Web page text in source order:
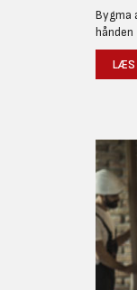
Bygma
hånden
LÆS